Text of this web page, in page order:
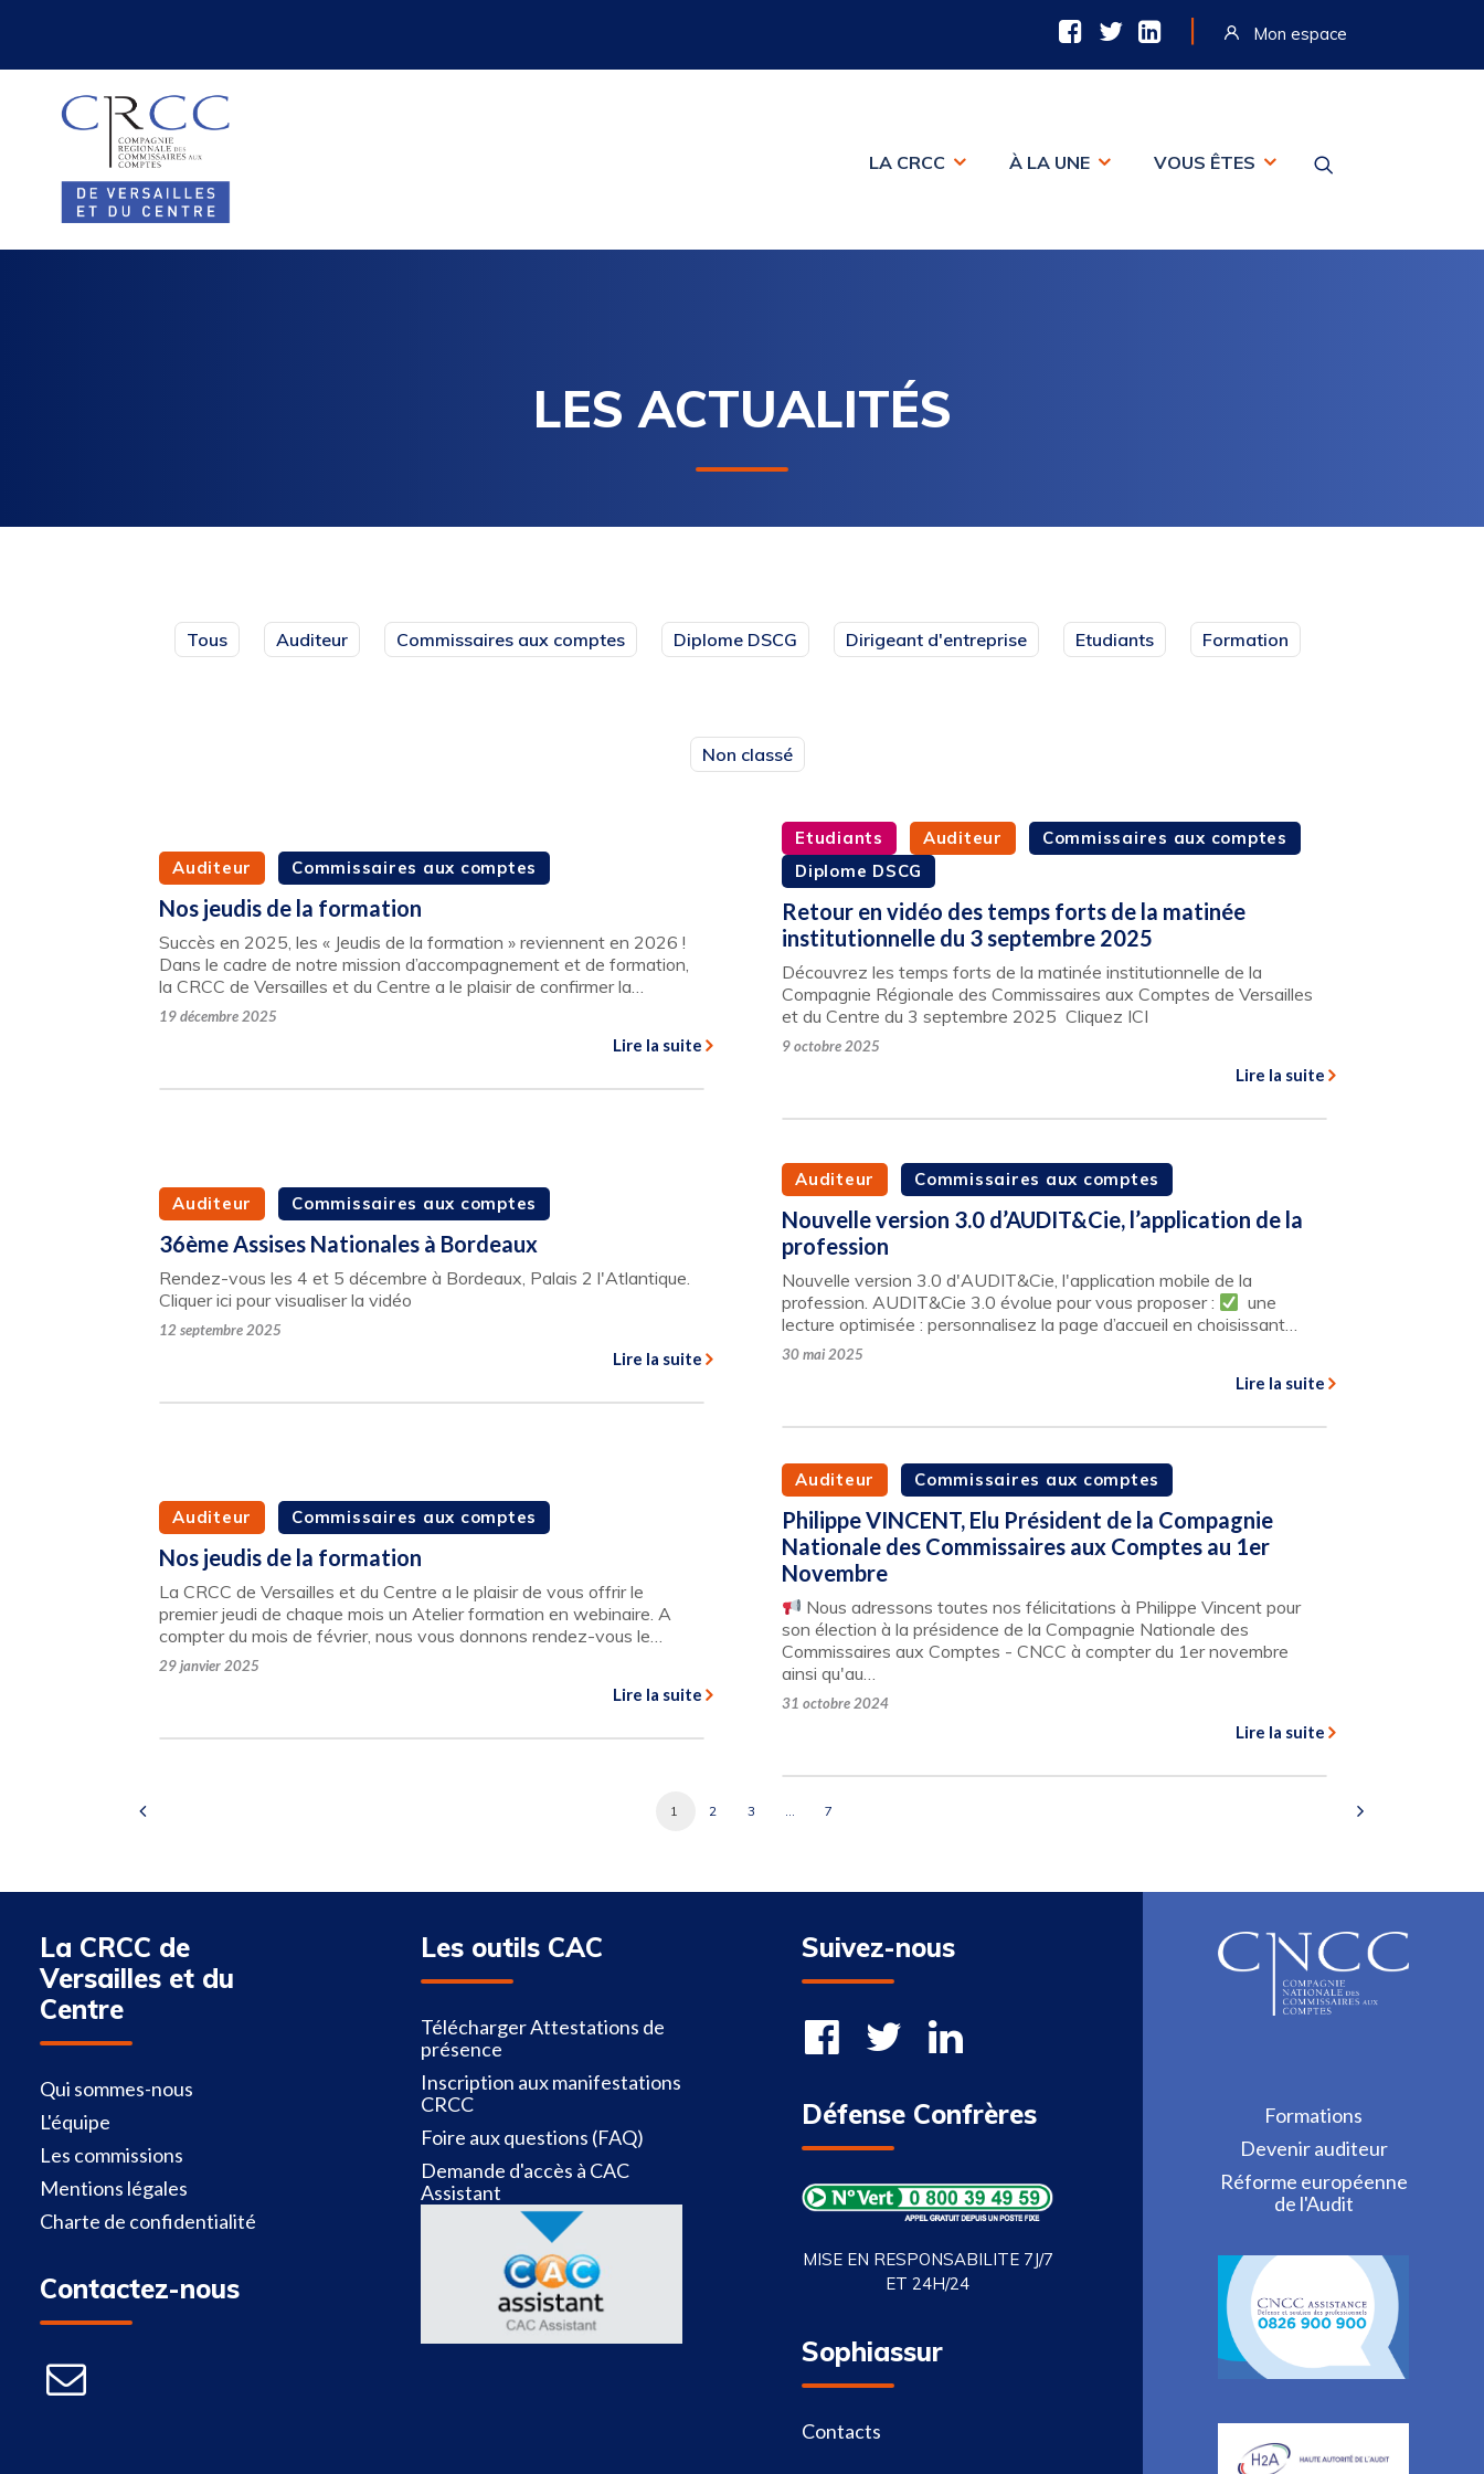
| Mon espace
LA CRCC À LA UNE VOUS ÊTES
LES ACTUALITÉS
Tous Auditeur Commissaires aux comptes Diplome DSCG Dirigeant d'entreprise Etudiants Formation
Non classé
Auditeur Commissaires aux comptes
Nos jeudis de la formation
Succès en 2025, les « Jeudis de la formation » reviennent en 2026 !
Dans le cadre de notre mission d’accompagnement et de formation,
la CRCC de Versailles et du Centre a le plaisir de confirmer la…
19 décembre 2025
Lire la suite
Etudiants Auditeur
Commissaires aux comptes
Diplome DSCG
Retour en vidéo des temps forts de la matinée
institutionnelle du 3 septembre 2025
Découvrez les temps forts de la matinée institutionnelle de la
Compagnie Régionale des Commissaires aux Comptes de Versailles
et du Centre du 3 septembre 2025 Cliquez ICI
9 octobre 2025
Lire la suite
Auditeur Commissaires aux comptes
36ème Assises Nationales à Bordeaux
Rendez-vous les 4 et 5 décembre à Bordeaux, Palais 2 l'Atlantique.
Cliquer ici pour visualiser la vidéo
12 septembre 2025
Lire la suite
Auditeur Commissaires aux comptes
Nouvelle version 3.0 d’AUDIT&Cie, l’application de la
profession
Nouvelle version 3.0 d'AUDIT&Cie, l'application mobile de la
profession. AUDIT&Cie 3.0 évolue pour vous proposer :
une
lecture optimisée : personnalisez la page d’accueil en choisissant…
30 mai 2025
Lire la suite
Auditeur Commissaires aux comptes
Nos jeudis de la formation
La CRCC de Versailles et du Centre a le plaisir de vous offrir le
premier jeudi de chaque mois un Atelier formation en webinaire. A
compter du mois de février, nous vous donnons rendez-vous le…
29 janvier 2025
Lire la suite
Auditeur Commissaires aux comptes
Philippe VINCENT, Elu Président de la Compagnie
Nationale des Commissaires aux Comptes au 1er
Novembre
Nous adressons toutes nos félicitations à Philippe Vincent pour
son élection à la présidence de la Compagnie Nationale des
Commissaires aux Comptes - CNCC à compter du 1er novembre
ainsi qu'au…
31 octobre 2024
Lire la suite
1 2 3 7
La CRCC de
Versailles et du
Centre
Qui sommes-nous
L'équipe
Les commissions
Mentions légales
Charte de confidentialité
Contactez-nous
Les outils CAC
Télécharger Attestations de
présence
Inscription aux manifestations
CRCC
Foire aux questions (FAQ)
Demande d'accès à CAC
Assistant
Suivez-nous
Défense Confrères
MISE EN RESPONSABILITE 7J/7
ET 24H/24
Sophiassur
Contacts
Formations
Devenir auditeur
Réforme européenne
de l'Audit